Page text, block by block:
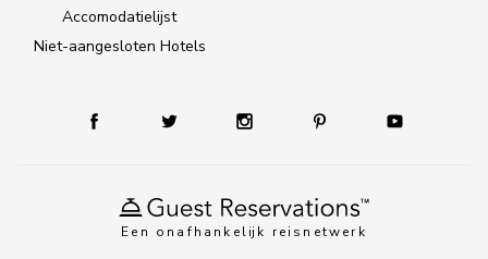
Een onafhankelijk reisnetwerk
Accomodatielijst
Niet-aangesloten Hotels